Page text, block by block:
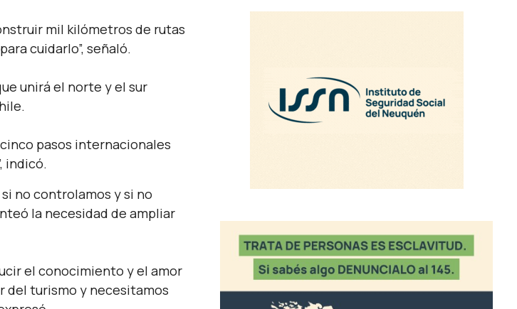
mil kilómetros de rutas
cuidarlo”, señaló.
unirá el norte y el sur
pasos internacionales
indicó.
si no controlamos y si no
la necesidad de ampliar
el conocimiento y el amor
del turismo y necesitamos